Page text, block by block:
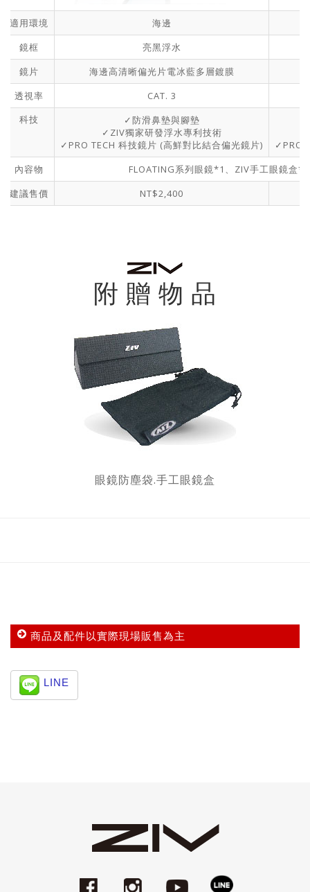
適用環境
海邊
鏡框
亮黑浮水
鏡片
海邊高清晰偏光片電冰藍多層鍍膜
透視率
CAT. 3
科技
✓防滑鼻墊與腳墊
✓ZIV獨家研發浮水專利技術
✓PRO TECH 科技鏡片 (高鮮對比結合偏光鏡片)
✓PRO
內容物
FLOATING系列眼鏡*1、ZIV手工眼鏡盒
建議售價
NT$2,400
附 贈 物 品
眼鏡防塵袋.手工眼鏡盒
商品及配件以實際現場販售為主
LINE